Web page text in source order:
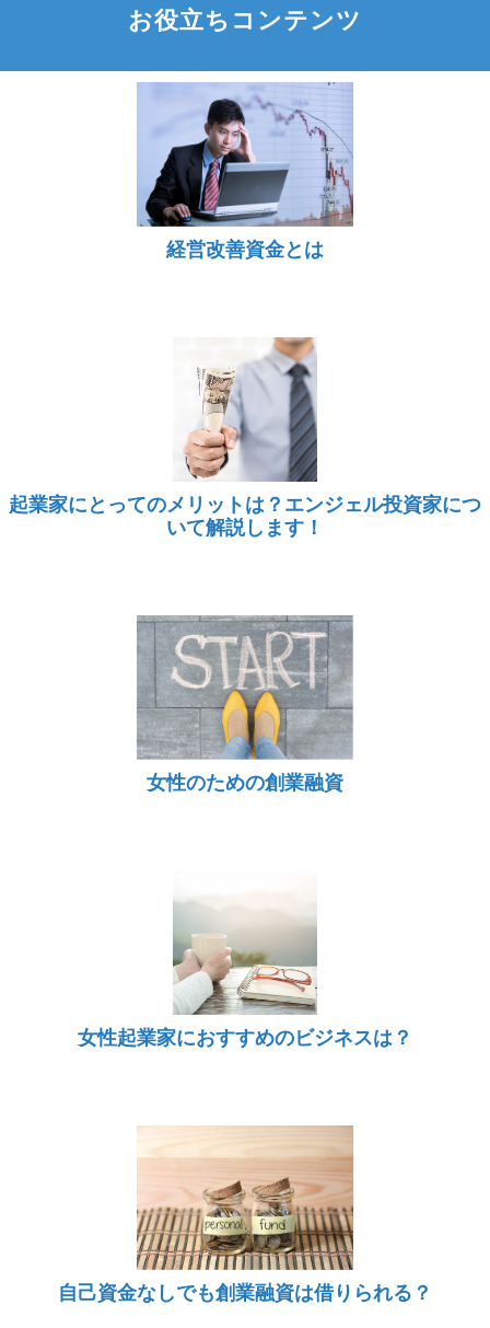
お役立ちコンテンツ
経営改善資金とは
起業家にとってのメリットは？エンジェル投資家につ
いて解説します！
女性のための創業融資
女性起業家におすすめのビジネスは？
自己資金なしでも創業融資は借りられる？